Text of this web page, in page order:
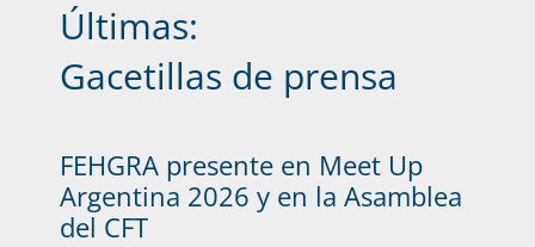
Últimas:
Gacetillas de prensa
FEHGRA presente en Meet Up
Argentina 2026 y en la Asamblea
del CFT